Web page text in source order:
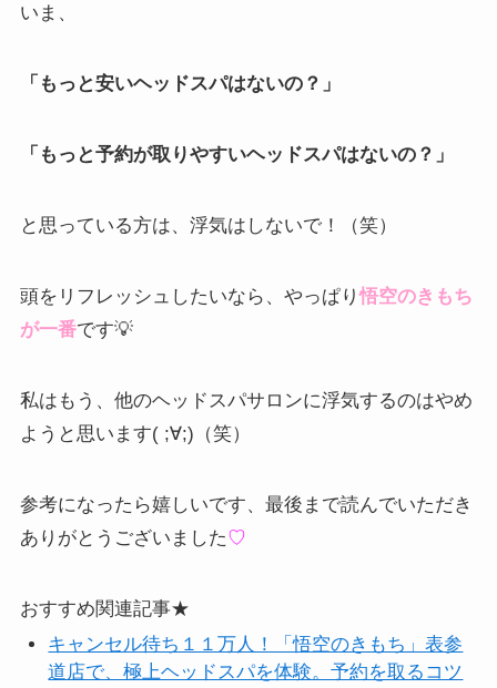
いま、
「もっと安いヘッドスパはないの？」
「もっと予約が取りやすいヘッドスパはないの？」
と思っている方は、浮気はしないで！（笑）
頭をリフレッシュしたいなら、やっぱり悟空のきもち
が一番です💡
私はもう、他のヘッドスパサロンに浮気するのはやめ
ようと思います( ;∀;)（笑）
参考になったら嬉しいです、最後まで読んでいただき
ありがとうございました♡
おすすめ関連記事★
キャンセル待ち１１万人！「悟空のきもち」表参
道店で、極上ヘッドスパを体験。予約を取るコツ